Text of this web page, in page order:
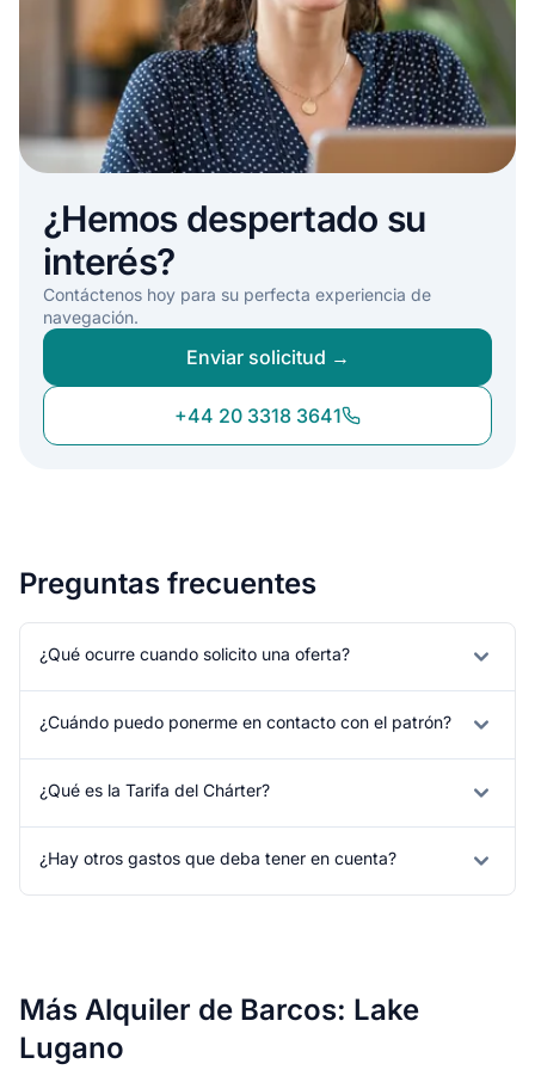
¿Hemos despertado su
interés?
Contáctenos hoy para su perfecta experiencia de
navegación.
Enviar solicitud →
+44 20 3318 3641
Preguntas frecuentes
¿Qué ocurre cuando solicito una oferta?
¿Cuándo puedo ponerme en contacto con el patrón?
¿Qué es la Tarifa del Chárter?
¿Hay otros gastos que deba tener en cuenta?
Más Alquiler de Barcos: Lake
Lugano